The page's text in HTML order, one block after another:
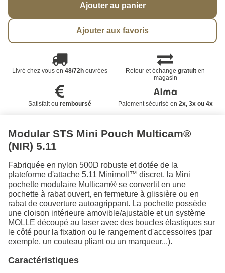
Ajouter au panier
Ajouter aux favoris
Livré chez vous en 48/72houvrées Retour et échangegratuit en
magasin
Satisfait ou remboursé Paiement sécurisé en 2x, 3x ou 4x
Modular STS Mini Pouch Multicam®
(NIR) 5.11
Fabriquée en nylon 500D robuste et dotée de la
plateforme d'attache 5.11 Minimoll™ discret, la Mini
pochette modulaire Multicam® se convertit en une
pochette à rabat ouvert, en fermeture à glissière ou en
rabat de couverture autoagrippant. La pochette possède
une cloison intérieure amovible/ajustable et un système
MOLLE découpé au laser avec des boucles élastiques sur
le côté pour la fixation ou le rangement d'accessoires (par
exemple, un couteau pliant ou un marqueur...).
Caractéristiques